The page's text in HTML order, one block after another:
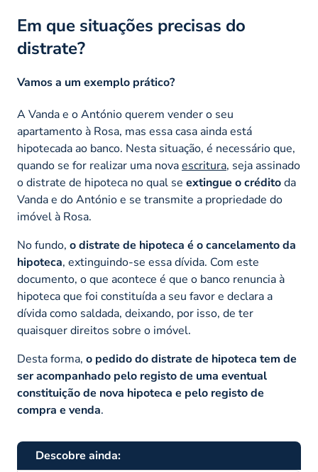
Em que situações precisas do
distrate?
Vamos a um exemplo prático?
A Vanda e o António querem vender o seu
apartamento à Rosa, mas essa casa ainda está
hipotecada ao banco. Nesta situação, é necessário que,
quando se for realizar uma novaescritura, seja assinado
o distrate de hipoteca no qual se extingue o créditoda
Vanda e do António e se transmite a propriedade do
imóvel à Rosa.
No fundo, o distrate de hipoteca é o cancelamento da
hipoteca, extinguindo-se essa dívida. Com este
documento, o que acontece é que o banco renuncia à
hipoteca que foi constituída a seu favor e declara a
dívida como saldada, deixando, por isso, de ter
quaisquer direitos sobre o imóvel.
Desta forma, o pedido do distrate de hipoteca tem de
ser acompanhado pelo registo de uma eventual
constituição de nova hipoteca e pelo registo de
compra e venda.
Descobre ainda: